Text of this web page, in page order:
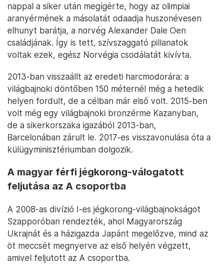
nappal a siker után megígérte, hogy az olimpiai
aranyérmének a másolatát odaadja huszonévesen
elhunyt barátja, a norvég Alexander Dale Oen
családjának. Így is tett, szívszaggató pillanatok
voltak ezek, egész Norvégia csodálatát kivívta.
2013-ban visszaállt az eredeti harcmodorára: a
világbajnoki döntőben 150 méternél még a hetedik
helyen fordult, de a célban már első volt. 2015-ben
volt még egy világbajnoki bronzérme Kazanyban,
de a sikerkorszaka igazából 2013-ban,
Barcelonában zárult le. 2017-es visszavonulása óta a
külügyminisztériumban dolgozik.
A magyar férfi jégkorong-válogatott
feljutása az A csoportba
A 2008-as divízió I-es jégkorong-világbajnokságot
Szapporóban rendezték, ahol Magyarország
Ukrajnát és a házigazda Japánt megelőzve, mind az
öt meccsét megnyerve az első helyén végzett,
amivel feljutott az A csoportba.